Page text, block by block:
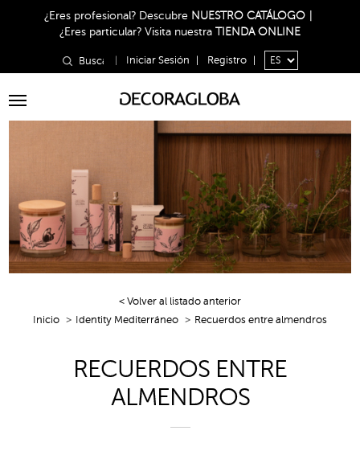
¿Eres profesional? Descubre NUESTRO CATÁLOGO
¿Eres particular? Visita nuestra TIENDA ONLINE
Iniciar Sesión Registro
Toggle
navigation
< Volver al listado anterior
Inicio
Identity Mediterráneo Recuerdos entre almendros
RECUERDOS ENTRE
ALMENDROS